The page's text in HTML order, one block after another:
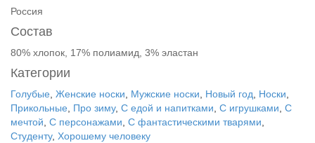
Россия
Состав
80% хлопок, 17% полиамид, 3% эластан
Категории
Голубые Женские носки Мужские носки Новый год Носки
Прикольные
Про зиму, С едой и напитками С игрушками С
мечтой С персонажами С фантастическими тварями
Студенту, Хорошему человеку